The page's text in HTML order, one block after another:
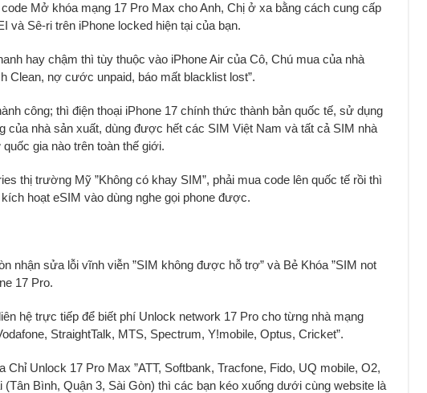
Mở khóa mạng 17 Pro Max cho Anh, Chị ở xa bằng cách cung cấp
và Sê-ri trên iPhone locked hiện tại của bạn.
hay chậm thì tùy thuộc vào iPhone Air của Cô, Chú mua của nhà
Clean, nợ cước unpaid, báo mất blacklist lost”.
công; thì điện thoại iPhone 17 chính thức thành bản quốc tế, sử dụng
của nhà sản xuất, dùng được hết các SIM Việt Nam và tất cả SIM nhà
gia nào trên toàn thế giới.
thị trường Mỹ ”Không có khay SIM”, phải mua code lên quốc tế rồi thì
hoạt eSIM vào dùng nghe gọi phone được.
nhận sửa lỗi vĩnh viễn ”SIM không được hỗ trợ” và Bẻ Khóa ”SIM not
17 Pro.
hệ trực tiếp để biết phí Unlock network 17 Pro cho từng nhà mạng
StraightTalk, MTS, Spectrum, Y!mobile, Optus, Cricket”.
Chỉ Unlock 17 Pro Max ”ATT, Softbank, Tracfone, Fido, UQ mobile, O2,
(Tân Bình, Quận 3, Sài Gòn) thì các bạn kéo xuống dưới cùng website là